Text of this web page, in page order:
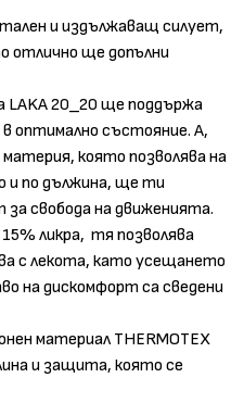
и издължаващ силует,
отлично ще допълни
20_20 ще поддържа
оптимално състояние. А,
която позволява на
и по дължина, ще ти
свобода на движенията.
ликра, тя позволява
с лекота, като усещането
на дискомфорт са сведени
материал THERMOTEX
и защита, която се